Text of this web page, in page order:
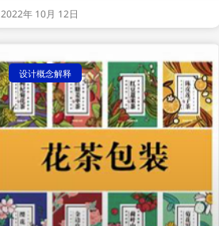
2022年 10月 12日
设计概念解释